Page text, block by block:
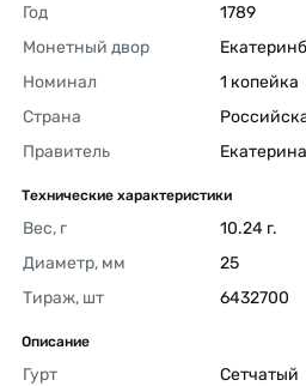
Год
1789
Монетный двор
Номинал
1 копейка
Страна
Правитель
Технические характеристики
Вес, г
10.24 г.
Диаметр, мм
25
Тираж, шт
6432700
Описание
Гурт Сетчатый